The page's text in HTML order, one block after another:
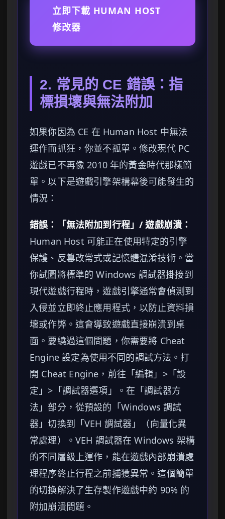
立即下載 HUMAN HOST
修改器
2. 常見的 CE 錯誤：指
標損壞與無法附加
如果你因為 CE 在 Human Host 中無法
運作而抓狂，你並不孤單。修改現代 PC
遊戲已不再像 2010 年的黃金時代那樣簡
單。以下是遊戲引擎架構幕後可能發生的
情況：
錯誤：「無法附加到行程」/ 遊戲崩潰：
Human Host 可能正在使用特定的引擎
保護、反篡改常式或記憶體混淆技術。當
你試圖將標準的 Windows 調試器掛接到
現代遊戲行程時，遊戲引擎通常會偵測到
入侵並立即終止應用程式，以防止資料損
壞或作弊。這會導致遊戲直接崩潰到桌
面。要繞過這個問題，你需要將 Cheat
Engine 設定為使用不同的調試方法。打
開 Cheat Engine，前往「編輯」>「設
定」>「調試器選項」。在「調試器方
法」部分，從預設的「Windows 調試
器」切換到「VEH 調試器」（向量化異
常處理）。VEH 調試器在 Windows 架構
的不同層級上運作，能在遊戲內部崩潰處
理程序終止行程之前捕獲異常。這個簡單
的切換解決了生存製作遊戲中約 90% 的
附加崩潰問題。